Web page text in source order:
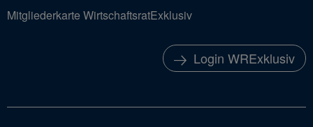
Mitgliederkarte WirtschaftsratExklusiv
Login WRExklusiv